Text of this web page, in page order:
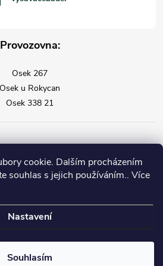
cookie. Dalším procházením
souhlas s jejich používáním.. Více
Nastavení
Souhlasím
Provozovna:
Osek 267
Osek u Rokycan
Osek 338 21
Vorwerk. Všechna práva vyhrazena.